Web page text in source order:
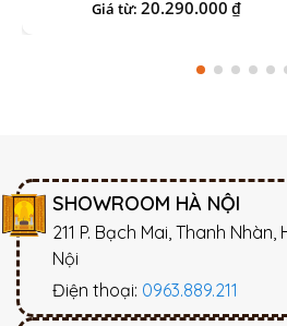
Giá từ:20.290.000 ₫
SHOWROOM HÀ NỘI
211 P. Bạch Mai, Thanh Nhàn,
Nội
Điện thoại: 0963.889.211